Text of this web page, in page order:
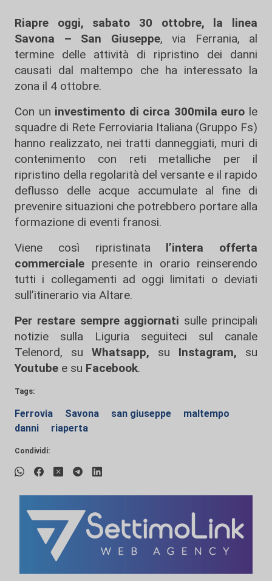
Riapre oggi, sabato 30 ottobre, la linea
Savona – San Giuseppe, via Ferrania, al
termine delle attività di ripristino dei danni
causati dal maltempo che ha interessato la
zona il 4 ottobre.
Con un investimento di circa 300mila euro le
squadre di Rete Ferroviaria Italiana (Gruppo Fs)
hanno realizzato, nei tratti danneggiati, muri di
contenimento con reti metalliche per il
ripristino della regolarità del versante e il rapido
deflusso delle acque accumulate al fine di
prevenire situazioni che potrebbero portare alla
formazione di eventi franosi.
Viene così ripristinatal’intera offerta
commerciale presente in orario reinserendo
tutti i collegamenti ad oggi limitati o deviati
sull’itinerario via Altare.
Per restare sempre aggiornati sulle principali
notizie sulla Liguria seguiteci sul canale
Telenord, su
Whatsapp, su Instagram, su
Youtube e su Facebook.
Tags:
Ferrovia Savona san giuseppe
maltempo
danni
riaperta
Condividi: